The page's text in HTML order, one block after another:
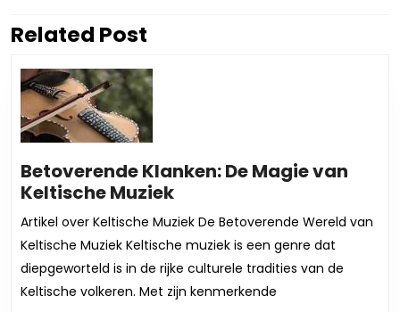
Vorig
Related Post
Betoverende Klanken: De Magie van
Keltische MuziekBetoverende
Klanken:
De
Magie
van
Keltische
Artikel over Keltische Muziek De Betoverende Wereld van
Keltische Muziek Keltische muziek is een genre dat
diepgeworteld is in de rijke culturele tradities van de
Keltische volkeren. Met zijn kenmerkende